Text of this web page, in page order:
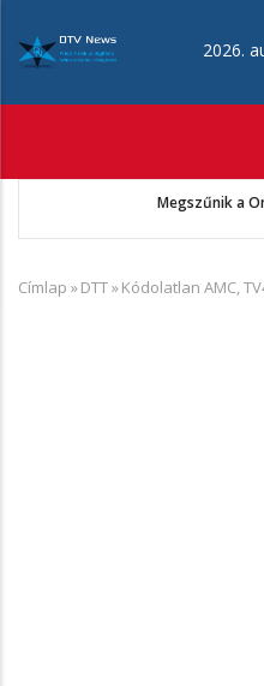
tartalomra
2026.
A VIASAT FILM szeptember
Morzsa
Címlap »DTT»Kódolatlan AMC,